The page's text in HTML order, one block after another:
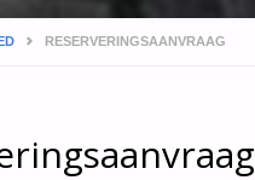
RESERVERINGSAANVRAAG